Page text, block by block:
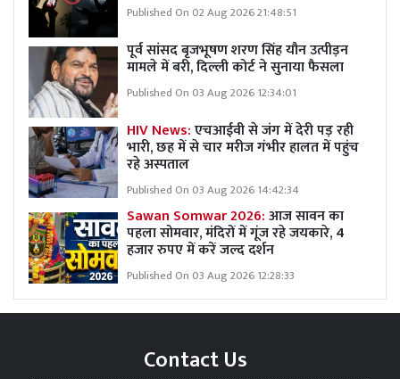
Published On 02 Aug 2026 21:48:51
पूर्व सांसद बृजभूषण शरण सिंह यौन उत्पीड़न
मामले में बरी, दिल्ली कोर्ट ने सुनाया फैसला
Published On 03 Aug 2026 12:34:01
HIV News:एचआईवी से जंग में देरी पड़ रही
भारी, छह में से चार मरीज गंभीर हालत में पहुंच
रहे अस्पताल
Published On 03 Aug 2026 14:42:34
Sawan Somwar 2026:आज सावन का
पहला सोमवार, मंदिरों में गूंज रहे जयकारे, 4
हजार रुपए में करें जल्द दर्शन
Published On 03 Aug 2026 12:28:33
Contact Us